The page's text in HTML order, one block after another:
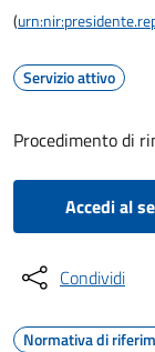
(
Servizio attivo
Procedimento di
Accedi al
Condividi
Normativa di